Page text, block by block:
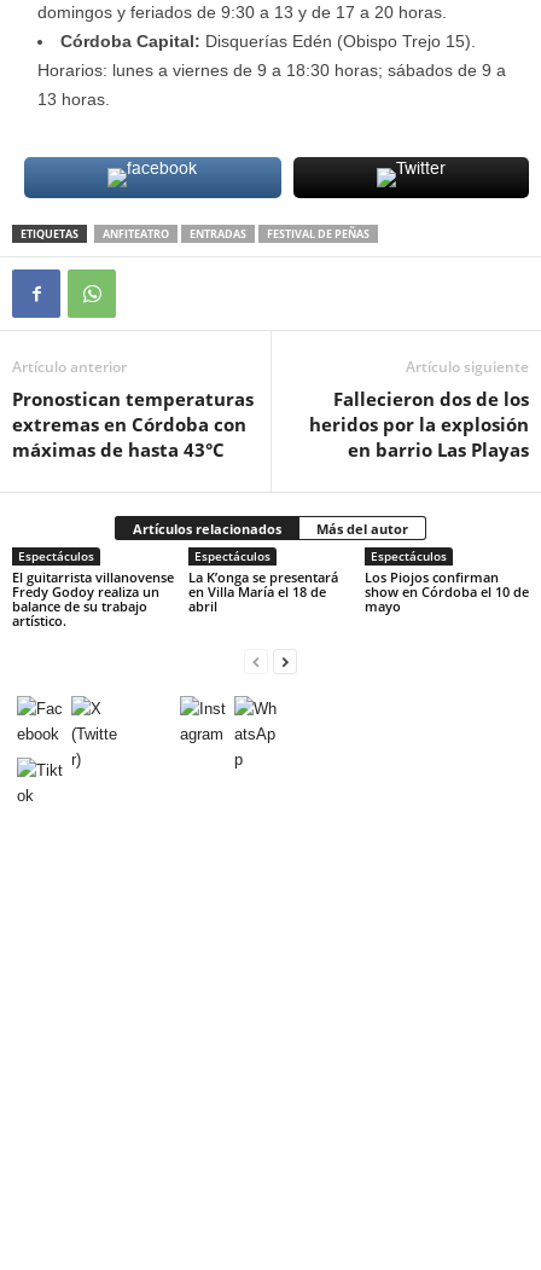
domingos y feriados de 9:30 a 13 y de 17 a 20 horas.
Córdoba Capital: Disquerías Edén (Obispo Trejo 15).
Horarios: lunes a viernes de 9 a 18:30 horas; sábados de 9 a
13 horas.
ETIQUETAS ANFITEATRO ENTRADAS FESTIVAL DE PEÑAS
Artículo anterior
Pronostican temperaturas
extremas en Córdoba con
máximas de hasta 43°C
Artículo siguiente
Fallecieron dos de los
heridos por la explosión
en barrio Las Playas
Artículos relacionados Más del autor
Espectáculos
El guitarrista villanovense
Fredy Godoy realiza un
balance de su trabajo
artístico.
Espectáculos
La K’onga se presentará
en Villa María el 18 de
abril
Espectáculos
Los Piojos confirman
show en Córdoba el 10 de
mayo